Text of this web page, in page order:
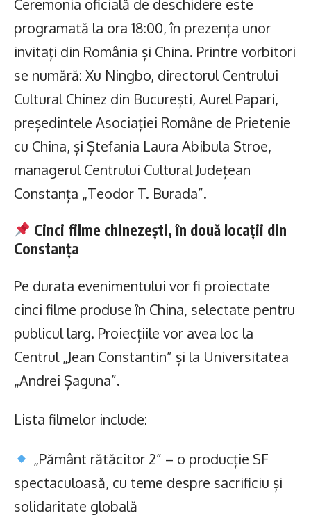
Ceremonia oficială de deschidere este
programată la ora 18:00, în prezența unor
invitați din România și China. Printre vorbitori
se numără: Xu Ningbo, directorul Centrului
Cultural Chinez din București, Aurel Papari,
președintele Asociației Române de Prietenie
cu China, și Ștefania Laura Abibula Stroe,
managerul Centrului Cultural Județean
Constanța „Teodor T. Burada”.
Cinci filme chinezești, în două locații din
Constanța
Pe durata evenimentului vor fi proiectate
cinci filme produse în China, selectate pentru
publicul larg. Proiecțiile vor avea loc la
Centrul „Jean Constantin” și la Universitatea
„Andrei Șaguna”.
Lista filmelor include:
„Pământ rătăcitor 2” – o producție SF
spectaculoasă, cu teme despre sacrificiu și
solidaritate globală